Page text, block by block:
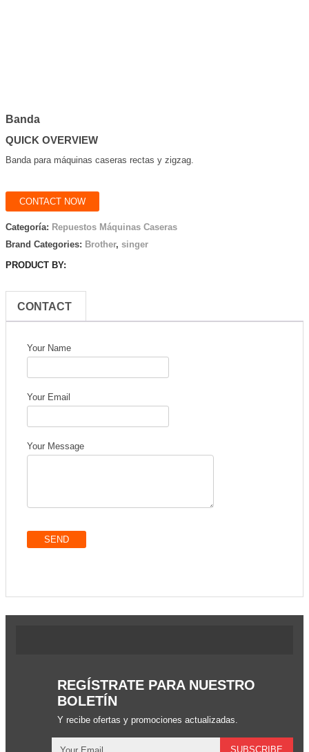
Banda
QUICK OVERVIEW
Banda para máquinas caseras rectas y zigzag.
CONTACT NOW
Categoría: Repuestos Máquinas Caseras
Brand Categories: Brother, singer
PRODUCT BY:
CONTACT
Your Name
Your Email
Your Message
SEND
REGÍSTRATE PARA NUESTRO
BOLETÍN
Y recibe ofertas y promociones actualizadas.